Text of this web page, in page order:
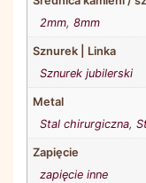
2mm, 8mm
Sznurek | Linka
Sznurek jubilerski
Metal
Stal chirurgiczna,
Zapięcie
zapięcie inne